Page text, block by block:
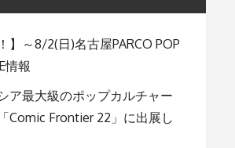
】～8/2(日)名古屋PARCO POP
情報
ア最大級のポップカルチャー
Comic Frontier 22」に出展し